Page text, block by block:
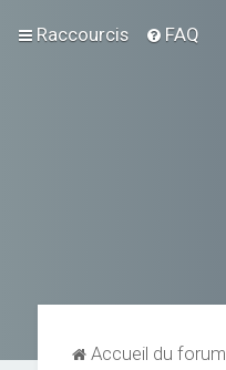
Raccourcis FAQ
Accueil du forum